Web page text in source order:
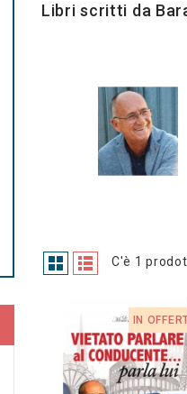
Libri scritti da
C'è 1
IN